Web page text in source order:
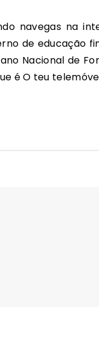
de educação
Nacional de
é O teu